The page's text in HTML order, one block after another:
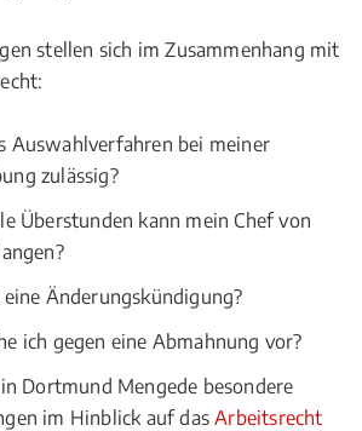
stellen sich im Zusammenhang mit
Auswahlverfahren bei meiner
zulässig?
Überstunden kann mein Chef von
Änderungskündigung?
ich gegen eine Abmahnung vor?
Dortmund Mengede besondere
im Hinblick auf dasArbeitsrecht